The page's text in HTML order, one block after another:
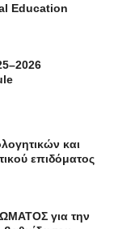
Education
και
επιδόματος
για την